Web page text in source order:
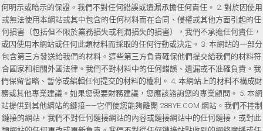
何明示或暗示的保證。我們不對任何錯誤或遺漏承擔任何責任。 2. 對於因使用
或無法使用本網站或其中包含的任何材料而在合同、侵權或其他方面引起的任
何損害（包括但不限於業務損失或利潤損失的損害），我們不承擔任何責任，
或因使用本網站或任何此類材料而採取的任何行動或決定。 3. 本網站的一部分
包含第三方發送給我們的材料。這些第三方負責確保他們提交給我們的材料符
合國家和相關外國法律。我們不對材料中的任何錯誤、遺漏或不准確負責。我
們保留省略、暫停或編輯任何提交的材料的權利。 4. 本網站上的材料不構成財
務或其他專業建議。如果您需要財務建議，您應該諮詢您的專業顧問。 5. 本網
站提供到其他網站的鏈接——它們使您能夠離開 28BYE.COM 網站。我們不控制
鏈接的網站，我們不對任何鏈接網站的內容或鏈接網站中的任何鏈接，或對此